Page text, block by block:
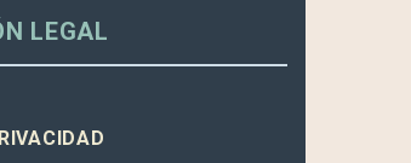
LEGAL